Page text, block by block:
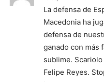
La defensa de
Macedonia ha
defensa de
ganado con más
sublime.
Felipe Reyes.